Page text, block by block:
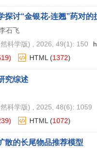
探讨“金银花-连翘”药对的
石飞
科学版)
, 2026, 49(1): 150
HTML (1372)
究综述
科学版)
, 2025, 48(6): 1059
HTML (1072)
散的长尾物品推荐模型